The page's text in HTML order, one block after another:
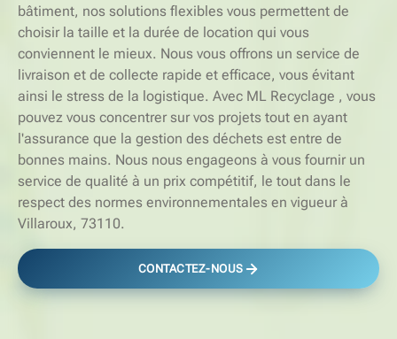
bâtiment, nos solutions flexibles vous permettent de
choisir la taille et la durée de location qui vous
conviennent le mieux. Nous vous offrons un service de
livraison et de collecte rapide et efficace, vous évitant
ainsi le stress de la logistique. Avec ML Recyclage , vous
pouvez vous concentrer sur vos projets tout en ayant
l'assurance que la gestion des déchets est entre de
bonnes mains. Nous nous engageons à vous fournir un
service de qualité à un prix compétitif, le tout dans le
respect des normes environnementales en vigueur à
Villaroux, 73110.
CONTACTEZ-NOUS